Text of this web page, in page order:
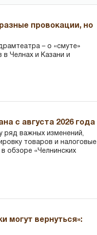
провокации, но
– о «смуте»
Челнах и Казани и
с августа 2026 года
ряд важных изменений,
товаров и налоговые
обзоре «Челнинских
могут вернуться»: